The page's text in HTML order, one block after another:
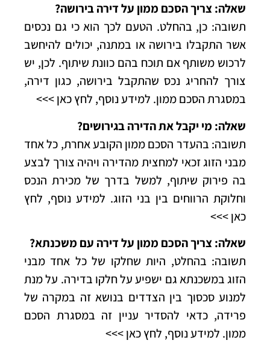
שאלה: צריך הסכם ממון על דירה בירושה?
תשובה: כן, בהחלט. הטעם לכך הוא כי גם נכסים
אשר התקבלו בירושה או במתנה, יכולים להיחשב
לרכוש משותף אם תוכח בהם כוונת שיתוף. לכן, יש
צורך להחריג נכס שהתקבל בירושה, כגון דירה,
במסגרת הסכם ממון. למידע נוסף, לחץ כאן >>>
שאלה: מי יקבל את הדירה בגירושים?
תשובה: בהעדר הסכם ממון הקובע אחרת, כל אחד
מבני הזוג זכאי למחצית מהדירה ויהיה צורך לבצע
בה פירוק שיתוף, למשל בדרך של מכירת הנכס
וחלוקת הרווחים בין בני הזוג. למידע נוסף, לחץ
כאן >>>
שאלה: צריך הסכם ממון על דירה עם משכנתא?
תשובה: בהחלט, היות שחלקו של כל אחד מבני
הזוג במשכנתא גם ישפיע על חלקו בדירה. על מנת
למנוע סכסוך בין הצדדים בנושא זה במקרה של
פרידה, כדאי להסדיר עניין זה במסגרת הסכם
ממון. למידע נוסף, לחץ כאן >>>